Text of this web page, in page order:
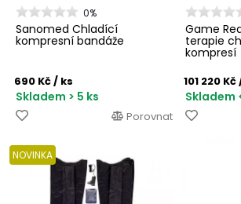
0%
Sanomed Chladící
kompresní bandáže
690 Kč/ ks
Skladem > 5 ks
Porovnat
Game
terapie
kompresí
101 220 Kč
Skladem
NOVINKA